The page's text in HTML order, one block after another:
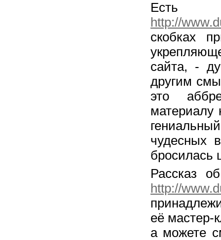
Есть
http://
скобках
сайта, -
другим
это
чудесных
бросилась
Рассказ
http://
её мастер-
а можете